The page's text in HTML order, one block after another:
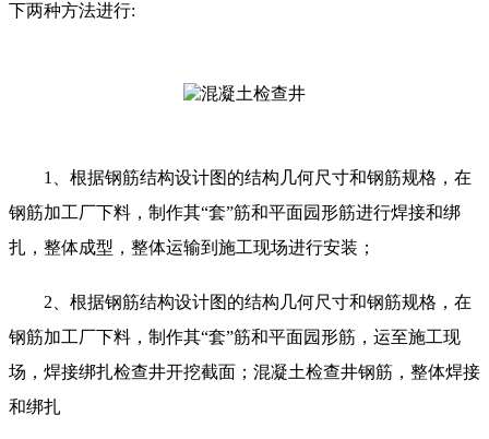
下两种方法进行:
1、根据钢筋结构设计图的结构几何尺寸和钢筋规格，在
钢筋加工厂下料，制作其“套”筋和平面园形筋进行焊接和绑
扎，整体成型，整体运输到施工现场进行安装；
2、根据钢筋结构设计图的结构几何尺寸和钢筋规格，在
钢筋加工厂下料，制作其“套”筋和平面园形筋，运至施工现
场，焊接绑扎检查井开挖截面；混凝土检查井钢筋，整体焊接
和绑扎